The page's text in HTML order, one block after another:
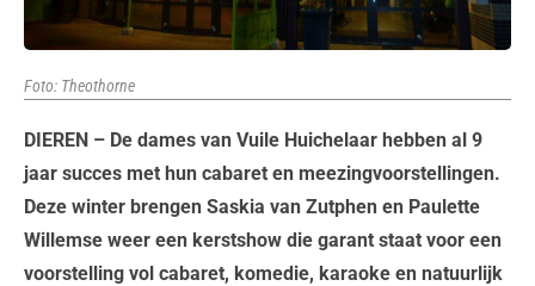
Foto: Theothorne
DIEREN – De dames van Vuile Huichelaar hebben al 9
jaar succes met hun cabaret en meezingvoorstellingen.
Deze winter brengen Saskia van Zutphen en Paulette
Willemse weer een kerstshow die garant staat voor een
voorstelling vol cabaret, komedie, karaoke en natuurlijk